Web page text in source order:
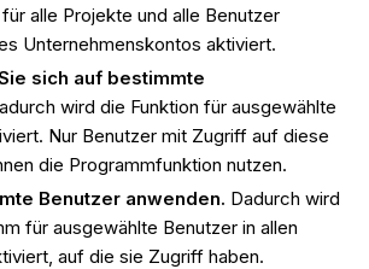
alle Projekte und alle Benutzer
Unternehmenskontos aktiviert.
sich auf bestimmte
wird die Funktion für ausgewählte
Nur Benutzer mit Zugriff auf diese
die Programmfunktion nutzen.
Benutzer anwenden. Dadurch wird
für ausgewählte Benutzer in allen
auf die sie Zugriff haben.